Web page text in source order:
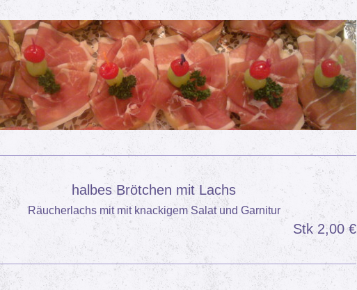
halbes Brötchen mit Lachs
Räucherlachs mit mit knackigem Salat und Garnitur
Stk 2,00 €